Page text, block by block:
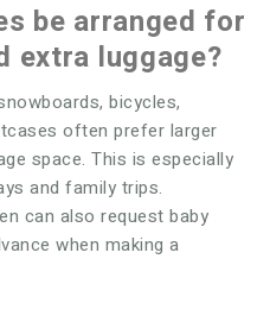
be arranged for
extra luggage?
bicycles,
often prefer larger
space. This is especially
and family trips.
can also request baby
when making a